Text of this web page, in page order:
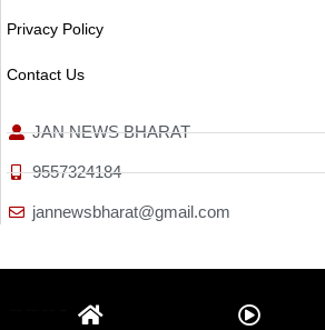
Privacy Policy
Contact Us
JAN NEWS BHARAT
9557324184
jannewsbharat@gmail.com